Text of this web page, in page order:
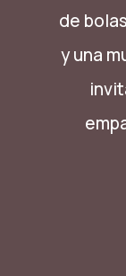
de
y una